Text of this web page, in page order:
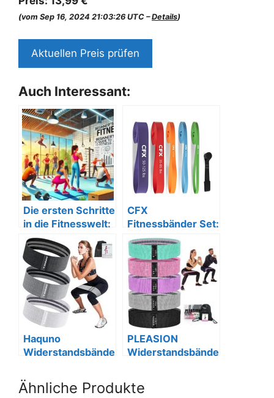
(vom Sep 16, 2024 21:03:26 UTC –Details)
Aktuellen Preis prüfen
Auch Interessant:
Die ersten Schritte
in die Fitnesswelt:
Ein
Anfängerleitfaden
CFX
Fitnessbänder Set:
5
Widerstandsbände
r, Türanker,
Tasche.
Haquno
Widerstandsbände
Fitnessübungen
PLEASION
Widerstandsbände
Yoga
Ähnliche Produkte